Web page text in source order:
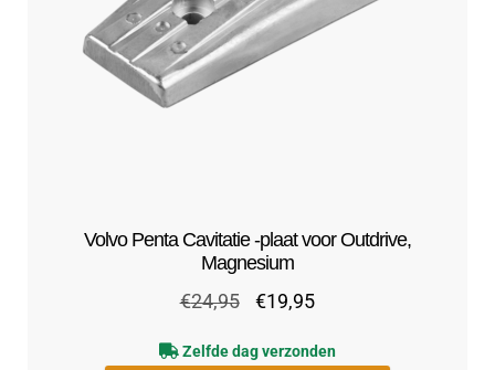
Volvo Penta Cavitatie -plaat voor Outdrive,
Magnesium
€24,95
Oorspronkelijke
was:
€19,95Huidige
is:
Zelfde dag verzonden